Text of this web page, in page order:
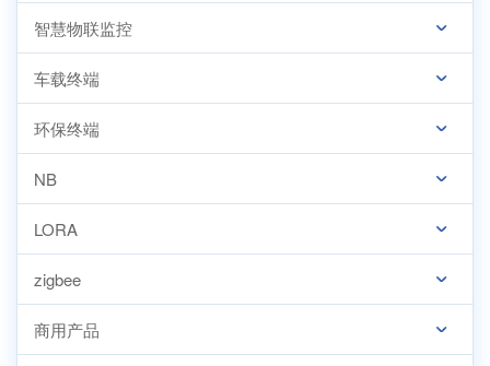
智慧物联监控
车载终端
环保终端
NB
LORA
zigbee
商用产品